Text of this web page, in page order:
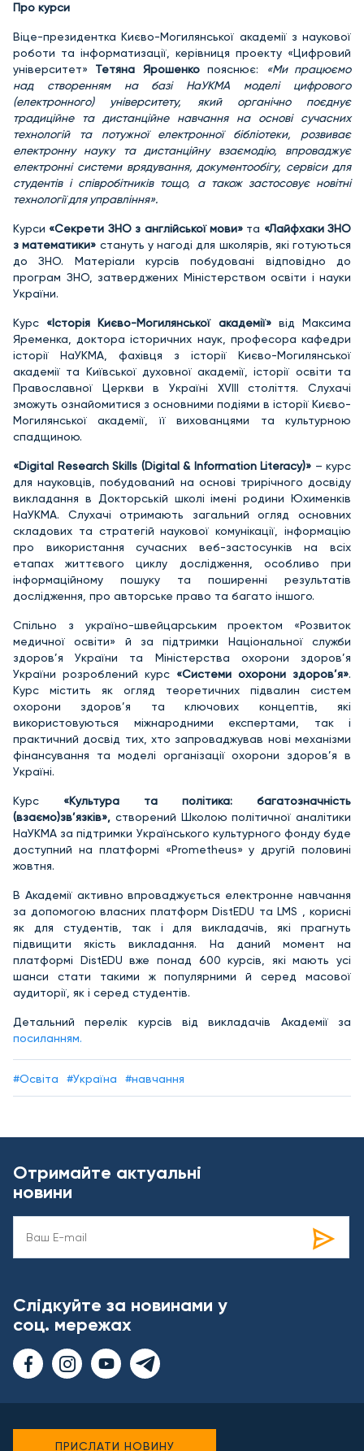
Про курси
Віце-президентка Києво-Могилянської академії з наукової
роботи та інформатизації, керівниця проекту «Цифровий
університет» Тетяна Ярошенкопояснює:
«Ми працюємо
над створенням на базі НаУКМА моделі цифрового
(електронного) університету, який органічно поєднує
традиційне та дистанційне навчання на основі сучасних
технологій та потужної електронної бібліотеки, розвиває
електронну науку та дистанційну взаємодію, впроваджує
електронні системи врядування, документообігу, сервіси для
студентів і співробітників тощо, а також застосовує новітні
технології для управління».
Курси «Секрети ЗНО з англійської мови» та «Лайфхаки ЗНО
з математики» стануть у нагоді для школярів, які готуються
до ЗНО. Матеріали курсів побудовані відповідно до
програм ЗНО, затверджених Міністерством освіти і науки
України.
Курс «Історія Києво-Могилянської академії» від Максима
Яременка, доктора історичних наук, професора кафедри
історії НаУКМА, фахівця з історії Києво-Могилянської
академії та Київської духовної академії, історії освіти та
Православної Церкви в Україні XVIII століття. Слухачі
зможуть ознайомитися з основними подіями в історії Києво-
Могилянської академії, її вихованцями та культурною
спадщиною.
«Digital Research Skills (Digital & Information Literacy)» – курс
для науковців, побудований на основі трирічного досвіду
викладання в Докторській школі імені родини Юхименків
НаУКМА. Слухачі отримають загальний огляд основних
складових та стратегій наукової комунікації, інформацію
про використання сучасних веб-застосунків на всіх
етапах життєвого циклу дослідження, особливо при
інформаційному пошуку та поширенні результатів
дослідження, про авторське право та багато іншого.
Спільно з україно-швейцарським проектом «Розвиток
медичної освіти» й за підтримки Національної служби
здоров’я України та Міністерства охорони здоров’я
України розроблений курс «Системи охорони здоров’я».
Курс містить як огляд теоретичних підвалин систем
охорони здоров’я та ключових концептів, які
використовуються міжнародними експертами, так і
практичний досвід тих, хто запроваджував нові механізми
фінансування та моделі організації охорони здоров’я в
Україні.
Курс «Культура та політика: багатозначність
(взаємо)зв’язків», створений Школою політичної аналітики
НаУКМА за підтримки Українського культурного фонду буде
доступний на платформі «Prometheus» у другій половині
жовтня.
В Академії активно впроваджується електронне навчання
за допомогою власних платформ DistEDU та LMS , корисні
як для студентів, так і для викладачів, які прагнуть
підвищити якість викладання. На даний момент на
платформі DistEDU вже понад 600 курсів, які мають усі
шанси стати такими ж популярними й серед масової
аудиторії, як і серед студентів.
Детальний перелік курсів від викладачів Академії за
посиланням.
#Освіта #Україна #навчання
Отримайте актуальні
новини
Слідкуйте за новинами у
соц. мережах
ПРИСЛАТИ НОВИНУ